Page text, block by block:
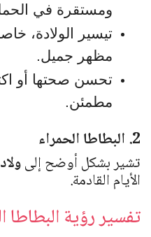
ومستقرة في
تيسير الولادة،
مظهر جميل.
تحسن صحتها أو
مطمئن.
2. البطاطا الحمراء
تشير بشكل أوضح إلى
الأيام القادمة.
تفسير رؤية البطاطا